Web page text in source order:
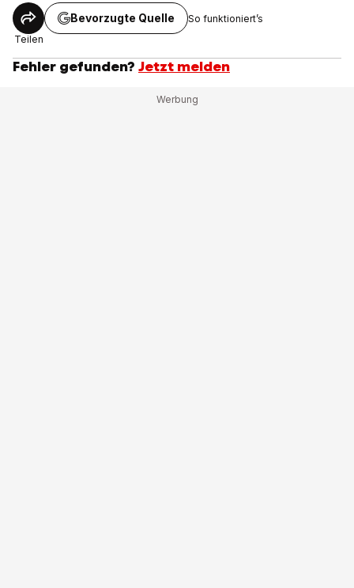
Teilen
Bevorzugte Quelle So funktioniert’s
Fehler gefunden? Jetzt melden